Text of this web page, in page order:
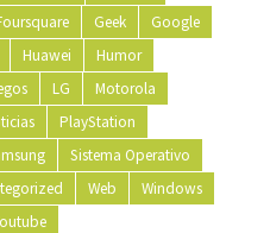
Geek
Google
Huawei
Humor
LG
Motorola
PlayStation
Sistema Operativo
Web
Windows